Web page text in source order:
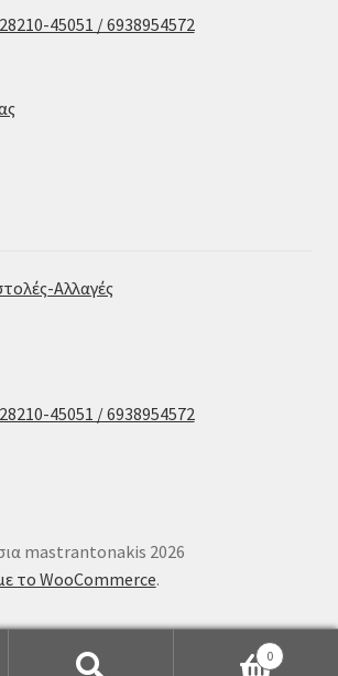
45051 / 6938954572
Αλλαγές
45051 / 6938954572
mastrantonakis 2026
το WooCommerce.
0